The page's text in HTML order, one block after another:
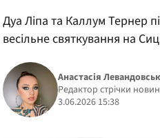
Дуа Ліпа та Каллум Тернер
весільне святкування на
Анастасія
Редактор стрічки новин
3.06.2026 15:38